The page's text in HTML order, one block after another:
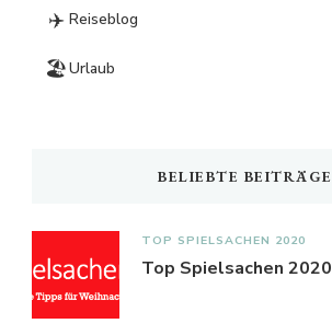
✈️ Reiseblog
🏖️Urlaub
BELIEBTE BEITRÄGE
TOP SPIELSACHEN 2020
Top Spielsachen 2020